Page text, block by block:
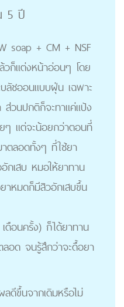
5 ปี
soap + CM + NSF
ก็แต่งหน้าอ่อนๆ โดย
ลัชออนแบบฝุ่น เฉพาะ
วนปกติก็จะทาแค่แป้ง
ๆ แต่จะน้อยกว่าตอนที่
ตลอดทั้งๆ ที่ใช้ยา
กเสบ หมอให้ยาทาน
าหมดก็มีสิวอักเสบขึ้น
ดือนครั้ง) ก็ได้ยาทาน
ลอด จนรู้สึกว่าจะดื้อยา
ดีขึ้นจากเดิมหรือไม่